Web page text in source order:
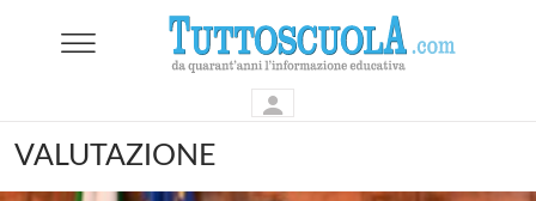
VALUTAZIONE